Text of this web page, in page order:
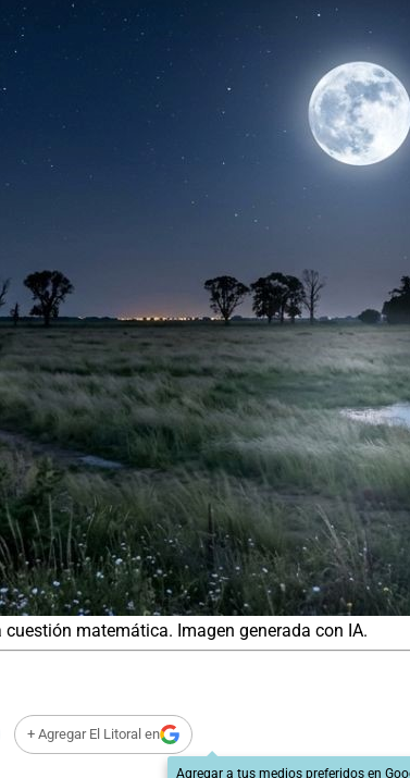
matemática. Imagen generada con IA.
+ Agregar El Litoral en
Agregar a tus medios preferidos en